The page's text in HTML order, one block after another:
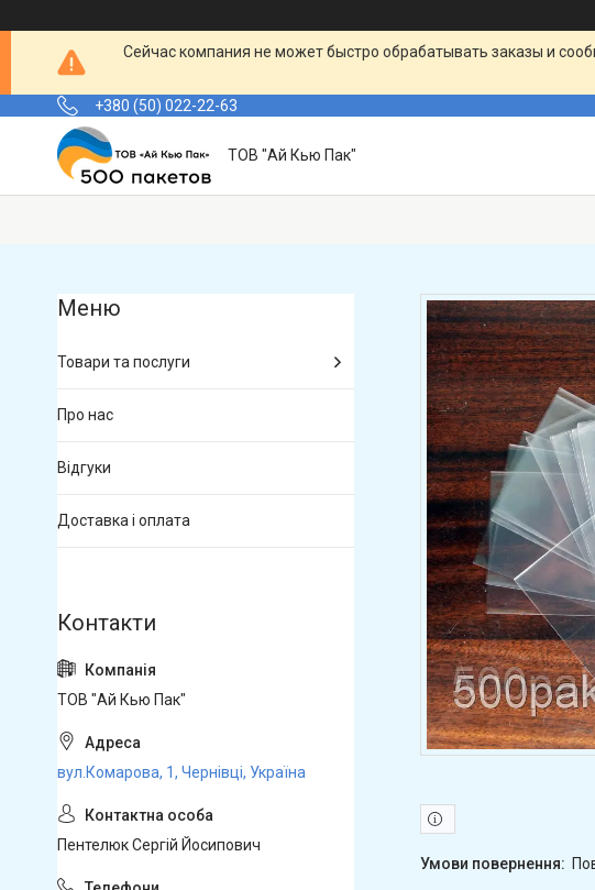
Сейчас компания не может быстро обрабатывать заказы и
+380 (50) 022-22-63
ТОВ "Ай Кью Пак"
Товари та послуги
Про нас
Відгуки
Доставка і оплата
ТОВ "Ай Кью Пак"
вул.Комарова, 1, Чернівці, Україна
Пентелюк Сергій Йосипович